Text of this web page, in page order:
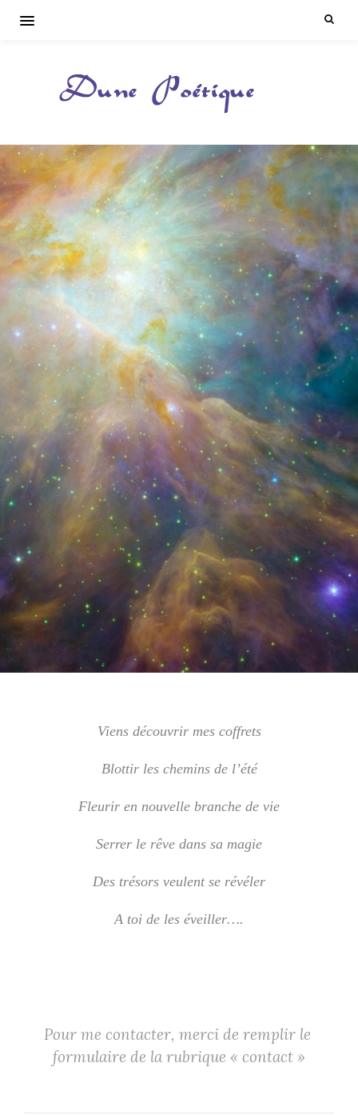
Viens découvrir mes coffrets
Blottir les chemins de l’été
Fleurir en nouvelle branche de vie
Serrer le rêve dans sa magie
Des trésors veulent se révéler
A toi de les éveiller….
Pour me contacter, merci de remplir le
formulaire de la rubrique « contact »